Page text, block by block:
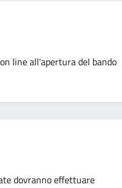
line all'apertura del bando
dovranno effettuare